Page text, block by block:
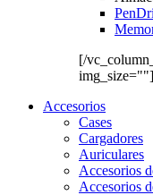
[/
Accesorios
Cases
Cargadores
Auriculares
Accesorios
Accesorios